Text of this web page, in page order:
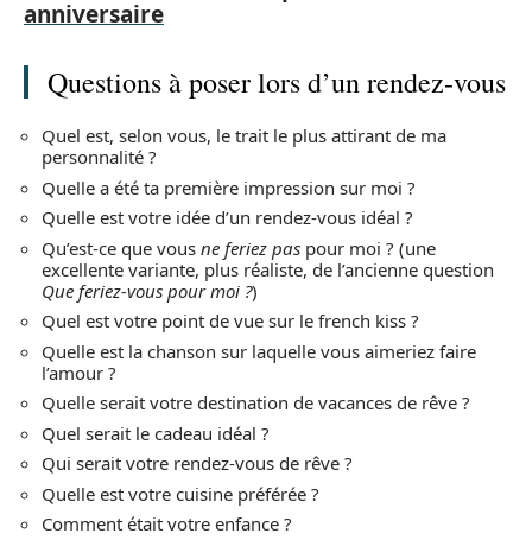
anniversaire
Questions à poser lors d’un rendez-vous
Quel est, selon vous, le trait le plus attirant de ma
personnalité ?
Quelle a été ta première impression sur moi ?
Quelle est votre idée d’un rendez-vous idéal ?
Qu’est-ce que vous ne feriez pas pour moi ? (une
excellente variante, plus réaliste, de l’ancienne question
Que feriez-vous pour moi ?)
Quel est votre point de vue sur le french kiss ?
Quelle est la chanson sur laquelle vous aimeriez faire
l’amour ?
Quelle serait votre destination de vacances de rêve ?
Quel serait le cadeau idéal ?
Qui serait votre rendez-vous de rêve ?
Quelle est votre cuisine préférée ?
Comment était votre enfance ?